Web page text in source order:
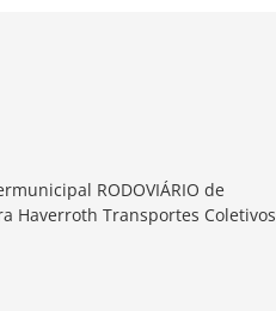
RODOVIÁRIO de
Haverroth Transportes Coletivos